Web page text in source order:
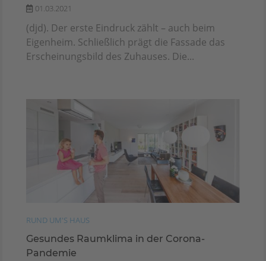
01.03.2021
(djd). Der erste Eindruck zählt – auch beim
Eigenheim. Schließlich prägt die Fassade das
Erscheinungsbild des Zuhauses. Die...
RUND UM'S HAUS
Gesundes Raumklima in der Corona-
Pandemie